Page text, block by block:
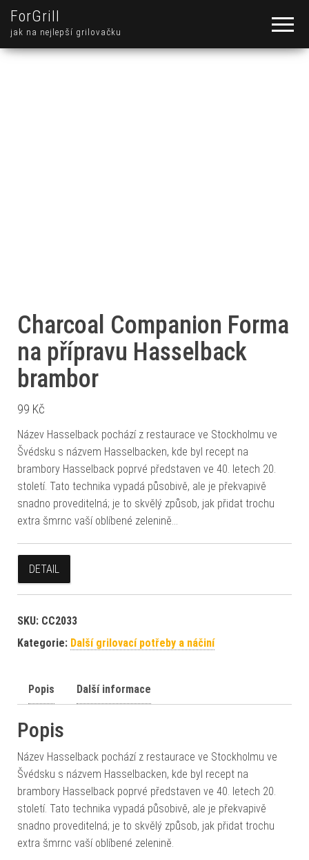
ForGrill
jak na nejlepší grilovačku
Charcoal Companion Forma
na přípravu Hasselback
brambor
99 Kč
Název Hasselback pochází z restaurace ve Stockholmu ve
Švédsku s názvem Hasselbacken, kde byl recept na
brambory Hasselback poprvé představen ve 40. letech 20.
století. Tato technika vypadá působivě, ale je překvapivě
snadno proveditelná; je to skvělý způsob, jak přidat trochu
extra šmrnc vaší oblíbené zelenině…
DETAIL
SKU: CC2033
Kategorie: Další grilovací potřeby a náčiní
Popis Další informace
Popis
Název Hasselback pochází z restaurace ve Stockholmu ve
Švédsku s názvem Hasselbacken, kde byl recept na
brambory Hasselback poprvé představen ve 40. letech 20.
století. Tato technika vypadá působivě, ale je překvapivě
snadno proveditelná; je to skvělý způsob, jak přidat trochu
extra šmrnc vaší oblíbené zelenině.